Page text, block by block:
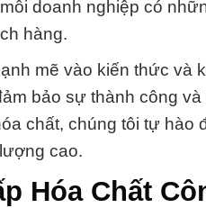
doanh nghiệp có
hàng.
mẽ vào kiến thức và
bảo sự thành công
chất, chúng tôi tự hào
cao.
Hóa Chất